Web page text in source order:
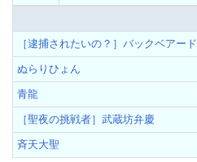
［逮捕されたいの？］バックベアード
ぬらりひょん
青龍
［聖夜の挑戦者］武蔵坊弁慶
斉天大聖